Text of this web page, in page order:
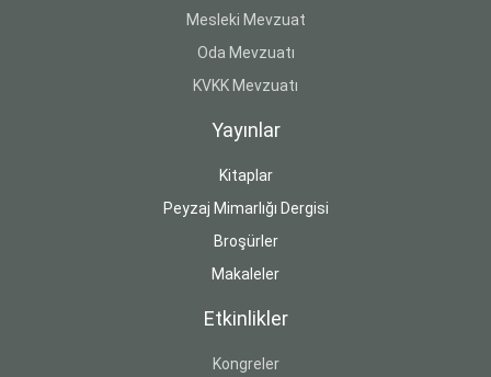
Mesleki Mevzuat
Oda Mevzuatı
KVKK Mevzuatı
Yayınlar
Kitaplar
Peyzaj Mimarlığı Dergisi
Broşürler
Makaleler
Etkinlikler
Kongreler